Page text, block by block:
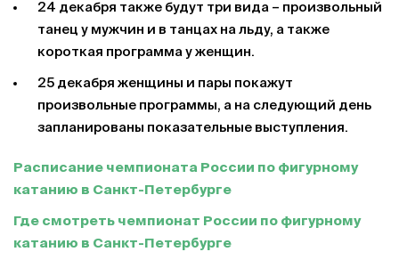
24 декабря также будут три вида – произвольный
танец у мужчин и в танцах на льду, а также
короткая программа у женщин.
25 декабря женщины и пары покажут
произвольные программы, а на следующий день
запланированы показательные выступления.
Расписание чемпионата России по фигурному
катанию в Санкт-Петербурге
Где смотреть чемпионат России по фигурному
катанию в Санкт-Петербурге